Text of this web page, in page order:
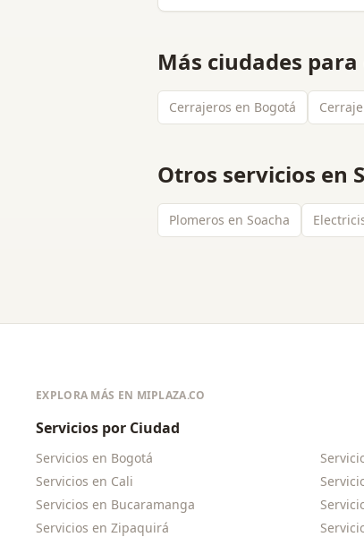
Más ciudades para
Cerrajeros en Bogotá
Otros servicios en
Plomeros en Soacha
EXPLORA MÁS EN MIPLAZA.CO
Servicios por Ciudad
Servicios en Bogotá
Servicios en Cali
Servicios en Bucaramanga
Servicios en Zipaquirá